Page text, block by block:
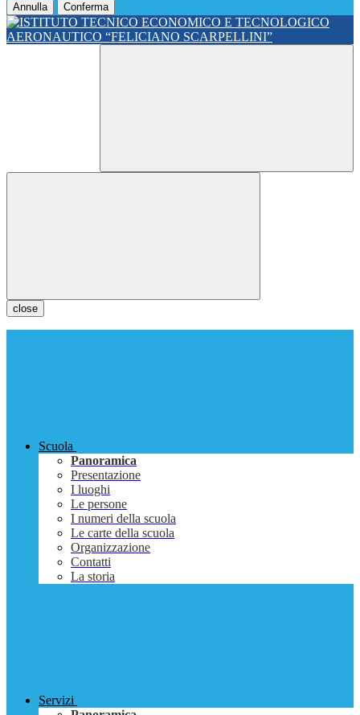
Annulla Conferma
close
Scuola
Panoramica
Presentazione
I luoghi
Le persone
I numeri della scuola
Le carte della scuola
Organizzazione
Contatti
La storia
Servizi